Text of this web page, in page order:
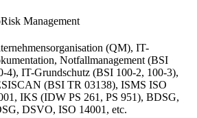
Management
(QM), IT-
Notfallmanagement (BSI
4), IT-Grundschutz (BSI 100-2, 100-3),
(BSI TR 03138), ISMS ISO
IKS (IDW PS 261, PS 951), BDSG,
DSVO, ISO 14001, etc.